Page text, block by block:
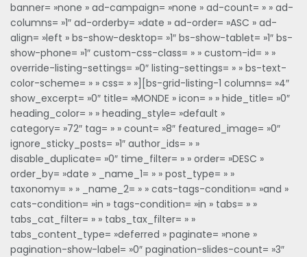
banner= »none » ad-campaign= »none » ad-count= » » ad-
columns= »1″ ad-orderby= »date » ad-order= »ASC » ad-
align= »left » bs-show-desktop= »1″ bs-show-tablet= »1″ bs-
show-phone= »1″ custom-css-class= » » custom-id= » »
override-listing-settings= »0″ listing-settings= » » bs-text-
color-scheme= » » css= » »][bs-grid-listing-1 columns= »4″
show_excerpt= »0″ title= »MONDE » icon= » » hide_title= »0″
heading_color= » » heading_style= »default »
category= »72″ tag= » » count= »8″ featured_image= »0″
ignore_sticky_posts= »1″ author_ids= » »
disable_duplicate= »0″ time_filter= » » order= »DESC »
order_by= »date » _name_1= » » post_type= » »
taxonomy= » » _name_2= » » cats-tags-condition= »and »
cats-condition= »in » tags-condition= »in » tabs= » »
tabs_cat_filter= » » tabs_tax_filter= » »
tabs_content_type= »deferred » paginate= »none »
pagination-show-label= »0″ pagination-slides-count= »3″